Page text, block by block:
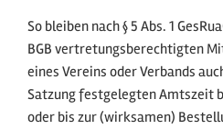
So bleiben nach § 5 Abs. 1
BGB vertretungsberechtigten
eines Vereins oder Verbands
Satzung festgelegten Amtszeit
oder bis zur (wirksamen)